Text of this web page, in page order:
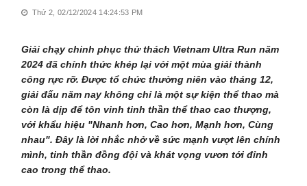
Thứ 2, 02/12/2024 14:24:53 PM
Giải chạy chinh phục thử thách Vietnam Ultra Run năm
2024 đã chính thức khép lại với một mùa giải thành
công rực rỡ. Được tổ chức thường niên vào tháng 12,
giải đấu năm nay không chỉ là một sự kiện thể thao mà
còn là dịp để tôn vinh tinh thần thể thao cao thượng,
với khẩu hiệu "Nhanh hơn, Cao hơn, Mạnh hơn, Cùng
nhau". Đây là lời nhắc nhở về sức mạnh vượt lên chính
mình, tinh thần đồng đội và khát vọng vươn tới đỉnh
cao trong thể thao.